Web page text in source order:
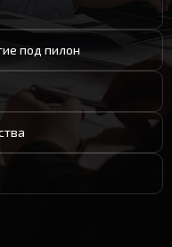
под пилон